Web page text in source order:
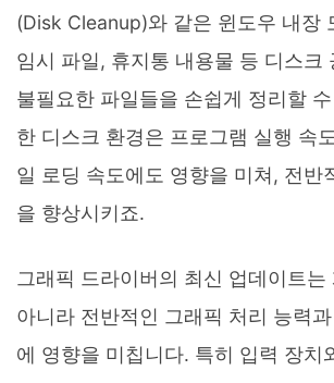
(Disk Cleanup)와 같은 윈도우 내장
임시 파일, 휴지통 내용물 등 디스크
불필요한 파일들을 손쉽게 정리할
한 디스크 환경은 프로그램 실행 속
일 로딩 속도에도 영향을 미쳐, 전반
을 향상시키죠.
그래픽 드라이버의 최신 업데이트
아니라 전반적인 그래픽 처리 능력
에 영향을 미칩니다. 특히 입력 장치